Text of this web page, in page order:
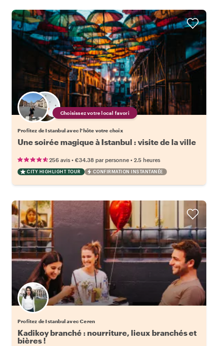
Choisissez votre local favori
Profitez de Istanbul avec l'hôte votre choix
Une soirée magique à Istanbul : visite de la ville
256 avis • €34.38 par personne • 2.5 heures
CITY HIGHLIGHT TOUR CONFIRMATION INSTANTANÉE
Profitez de Istanbul avec Ceren
Kadikoy branché : nourriture, lieux branchés et
bières !